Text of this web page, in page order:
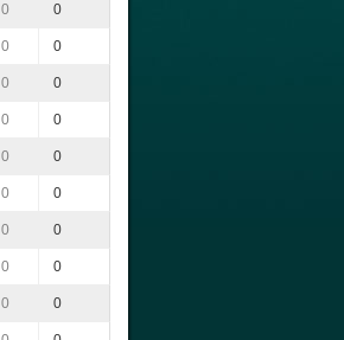
0 0
0 0
0 0
0 0
0 0
0 0
0 0
0 0
0 0